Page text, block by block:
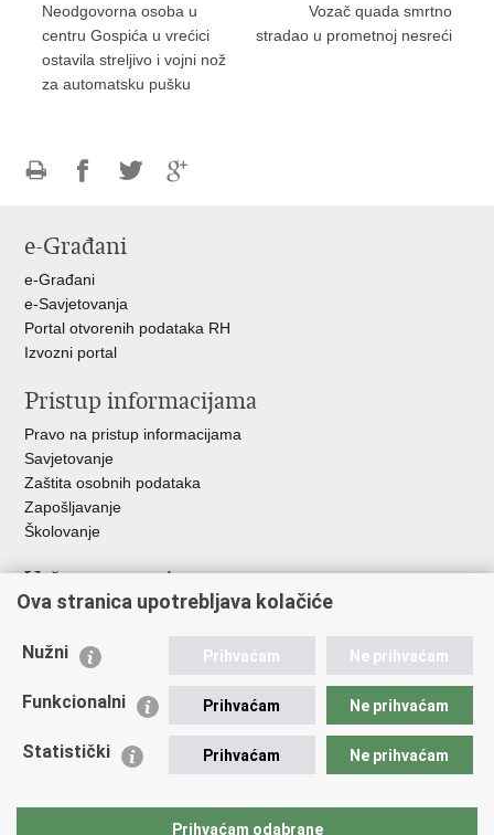
Neodgovorna osoba u
centru Gospića u vrećici
ostavila streljivo i vojni nož
za automatsku pušku
Vozač quada smrtno
stradao u prometnoj nesreći
FacebookuTwitteru
e-Građani
e-Građani
e-Savjetovanja
Portal otvorenih podataka RH
Izvozni portal
Pristup informacijama
Pravo na pristup informacijama
Savjetovanje
Zaštita osobnih podataka
Zapošljavanje
Školovanje
Važne poveznice
Ministarstvo unutarnjih poslova
Udruge
Policijska akademija
Zaklada policijske solidarnosti
Vučetić"
Ova stranica upotrebljava kolačiće
Nužni Prihvaćam Ne prihvaćam
Funkcionalni Prihvaćam Ne prihvaćam
Statistički Prihvaćam Ne prihvaćam
Prihvaćam odabrane